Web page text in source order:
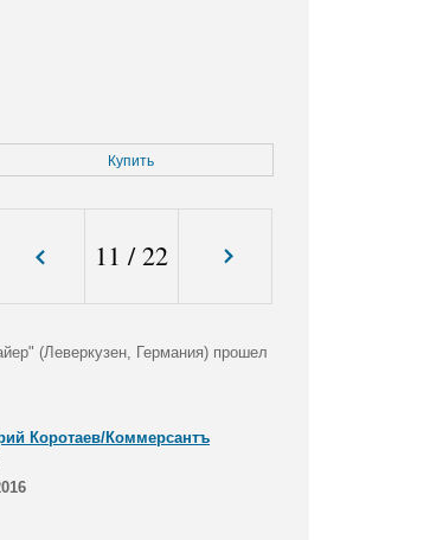
Купить
11 /22
(Леверкузен, Германия) прошел
Коротаев/Коммерсантъ